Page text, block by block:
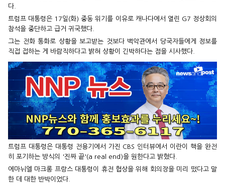
다.
트럼프 대통령은 17일(화) 중동 위기를 이유로 캐나다에서 열린 G7 정상회의
참석을 중단하고 급거 귀국했다.
그는 전화 통화로 상황을 보고받는 것보다 백악관에서 당국자들에게 정보를
직접 접하는 게 바람직하다고 밝혀 상황이 긴박하다는 점을 시사했다.
트럼프 대통령은 대통령 전용기에서 가진 CBS 인터뷰에서 이란이 핵을 완전
히 포기하는 방식의 '진짜 끝'(a real end)을 원한다고 밝혔다.
에마뉘엘 마크롱 프랑스 대통령이 휴전 협상을 위해 회의장을 미리 떴다고 말
한 데 대한 반박이었다.